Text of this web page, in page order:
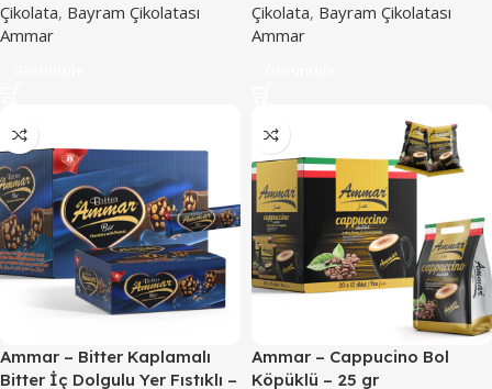
Çikolata, Bayram Çikolatası
Ammar
Çikolata, Bayram Çikolatası
Ammar
Ammar – Bitter Kaplamalı
Bitter İç Dolgulu Yer Fıstıklı –
Ammar – Cappucino Bol
Köpüklü – 25 gr